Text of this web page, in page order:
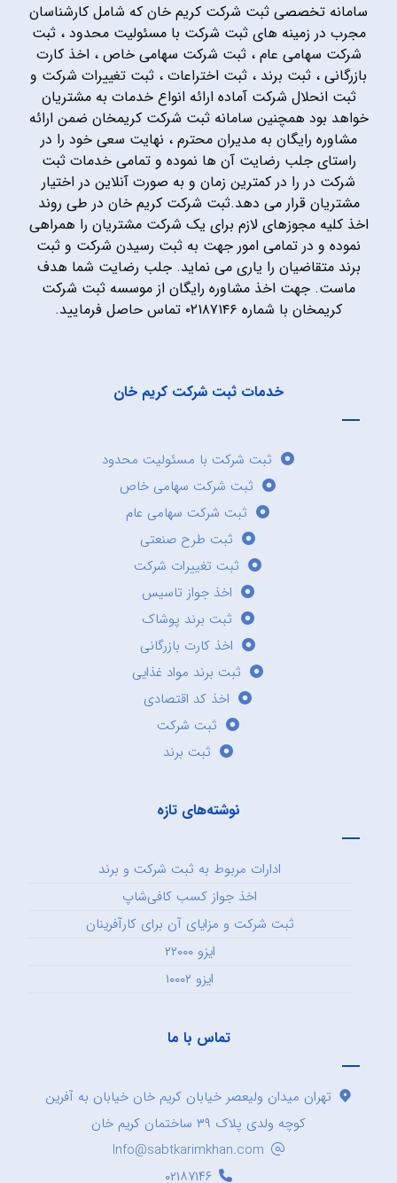
سامانه تخصصی ثبت شرکت کریم خان که شامل کارشناسان
مجرب در زمینه های ثبت شرکت با مسئولیت محدود ، ثبت
شرکت سهامی عام ، ثبت شرکت سهامی خاص ، اخذ کارت
بازرگانی ، ثبت برند ، ثبت اختراعات ، ثبت تغییرات شرکت و
ثبت انحلال شرکت آماده ارائه انواع خدمات به مشتریان
خواهد بود همچنین سامانه ثبت شرکت کریمخان ضمن ارائه
مشاوره رایگان به مدیران محترم ، نهایت سعی خود را در
راستای جلب رضایت آن ها نموده و تمامی خدمات ثبت
شرکت در را در کمترین زمان و به صورت آنلاین در اختیار
مشتریان قرار می دهد.ثبت شرکت کریم خان در طی روند
اخذ کلیه مجوزهای لازم برای یک شرکت مشتریان را همراهی
نموده و در تمامی امور جهت به ثبت رسیدن شرکت و ثبت
برند متقاضیان را یاری می نماید. جلب رضایت شما هدف
ماست. جهت اخذ مشاوره رایگان از موسسه ثبت شرکت
کریمخان با شماره ۰۲۱۸۷۱۴۶ تماس حاصل فرمایید.
خدمات ثبت شرکت کریم خان
ثبت شرکت با مسئولیت محدود
ثبت شرکت سهامی خاص
ثبت شرکت سهامی عام
ثبت طرح صنعتی
ثبت تغییرات شرکت
اخذ جواز تاسیس
ثبت برند پوشاک
اخذ کارت بازرگانی
ثبت برند مواد غذایی
اخذ کد اقتصادی
ثبت شرکت
ثبت برند
نوشته‌های تازه
ادارات مربوط به ثبت شرکت و برند
اخذ جواز کسب کافی‌شاپ
ثبت شرکت و مزایای آن برای کارآفرینان
ایزو ۲۲۰۰۰
ایزو ۱۰۰۰۲
تماس با ما
تهران میدان ولیعصر خیابان کریم خان خیابان به آفرین
کوچه ولدی پلاک ۳۹ ساختمان کریم خان
Info@sabtkarimkhan.com
۰۲۱۸۷۱۴۶